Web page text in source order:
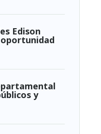
Edison
oportunidad
y